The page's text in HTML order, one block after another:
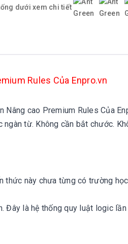
dưới xem chi tiết
Rules Của Enpro.vn
Nâng cao Premium Rules Của
từ. Không cần bắt chước.
thức này chưa từng có trường
Đây là hệ thống quy luật logic